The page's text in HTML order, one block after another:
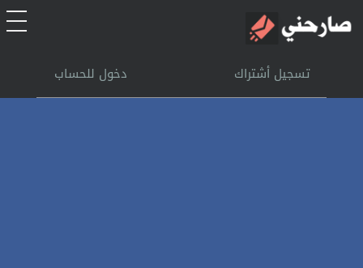
الرئيسيةتسجيل أشتراك دخول للحساب